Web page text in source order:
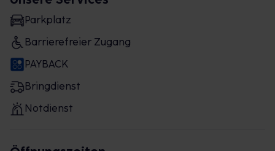
Parkplatz
Barrierefreier Zugang
PAYBACK
Bringdienst
Notdienst